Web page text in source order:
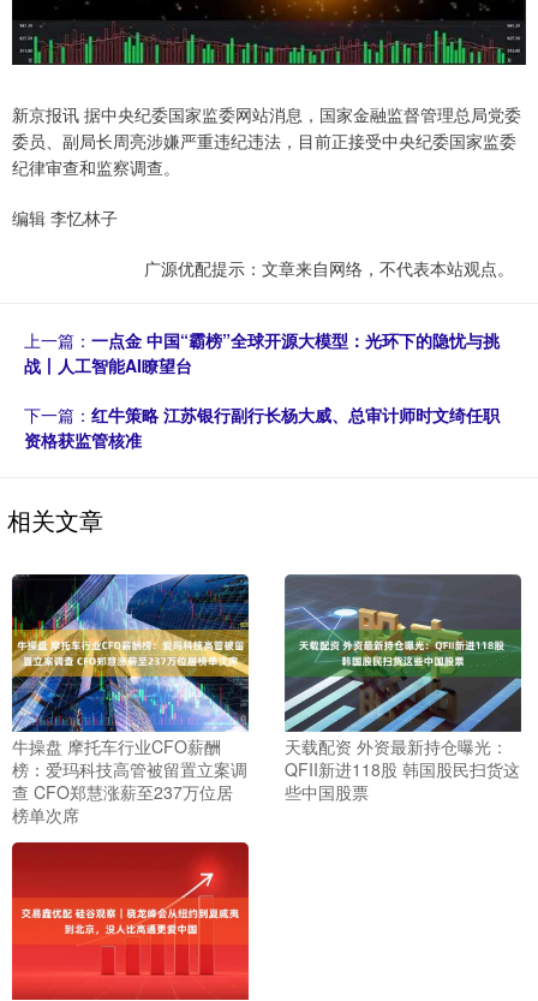
新京报讯 据中央纪委国家监委网站消息，国家金融监督管理总局党委
委员、副局长周亮涉嫌严重违纪违法，目前正接受中央纪委国家监委
纪律审查和监察调查。
编辑 李忆林子
广源优配提示：文章来自网络，不代表本站观点。
上一篇： 一点金 中国“霸榜”全球开源大模型：光环下的隐忧与挑
战丨人工智能AI瞭望台
下一篇： 红牛策略 江苏银行副行长杨大威、总审计师时文绮任职
资格获监管核准
相关文章
牛操盘 摩托车行业CFO薪酬
榜：爱玛科技高管被留置立案调
查 CFO郑慧涨薪至237万位居
榜单次席
天载配资 外资最新持仓曝光：
QFII新进118股 韩国股民扫货这
些中国股票